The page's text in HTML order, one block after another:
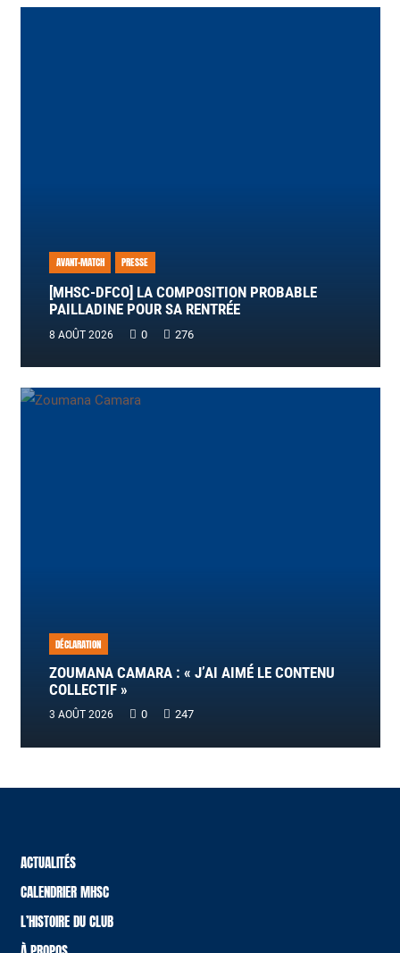
AVANT-MATCH PRESSE
[MHSC-DFCO] LA COMPOSITION PROBABLE
PAILLADINE POUR SA RENTRÉE
8 AOÛT 2026 0 276
DÉCLARATION
ZOUMANA CAMARA : « J’AI AIMÉ LE CONTENU
COLLECTIF »
3 AOÛT 2026 0 247
ACTUALITÉS
CALENDRIER MHSC
L’HISTOIRE DU CLUB